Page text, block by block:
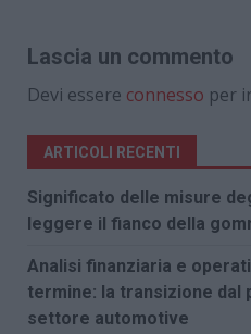
Lascia un commento
Devi essere connesso per
ARTICOLI RECENTI
Significato delle misure
leggere il fianco della
Analisi finanziaria e
termine: la transizione dal
settore automotive